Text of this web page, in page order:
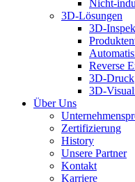
Nicht-
3D-Lösungen
3D-
Reverse
3D-Druck
3D-
Über Uns
Zertifizierung
History
Unsere Partner
Kontakt
Karriere